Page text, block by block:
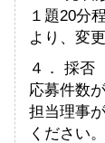
１題20分
より、変
４． 採否
応募件数
担当理事
ください。